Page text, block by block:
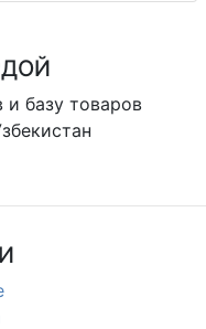
и базу товаров